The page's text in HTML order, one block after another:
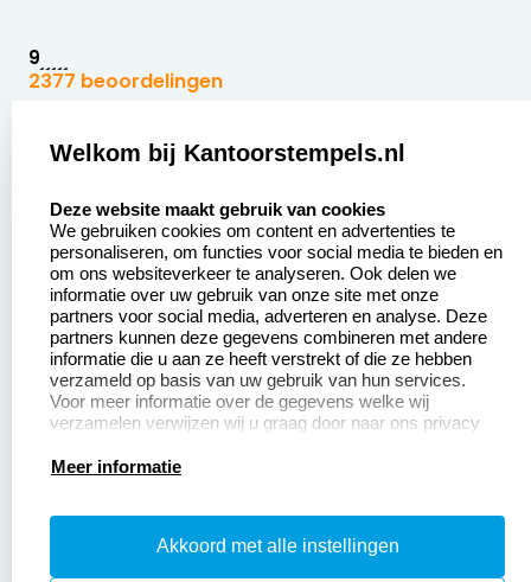
9
2377 beoordelingen
Zakelijk:
Aanvraag op maat
Betaling &
Verzending
Wederverkoper
worden
Sale
Klantenservice:
Contact opnemen
Veel gestelde vragen
Retourneren
Herroepingsrecht
Productinformatie:
Instructiepagina
Welkom bij Kantoorstempels.nl
Deze website maakt gebruik van cookies
We gebruiken cookies om content en advertenties te
personaliseren, om functies voor social media te bieden en
om ons websiteverkeer te analyseren. Ook delen we
informatie over uw gebruik van onze site met onze
partners voor social media, adverteren en analyse. Deze
partners kunnen deze gegevens combineren met andere
informatie die u aan ze heeft verstrekt of die ze hebben
verzameld op basis van uw gebruik van hun services.
Voor meer informatie over de gegevens welke wij
verzamelen verwijzen wij u graag door naar ons privacy
Meer informatie
Akkoord met alle instellingen